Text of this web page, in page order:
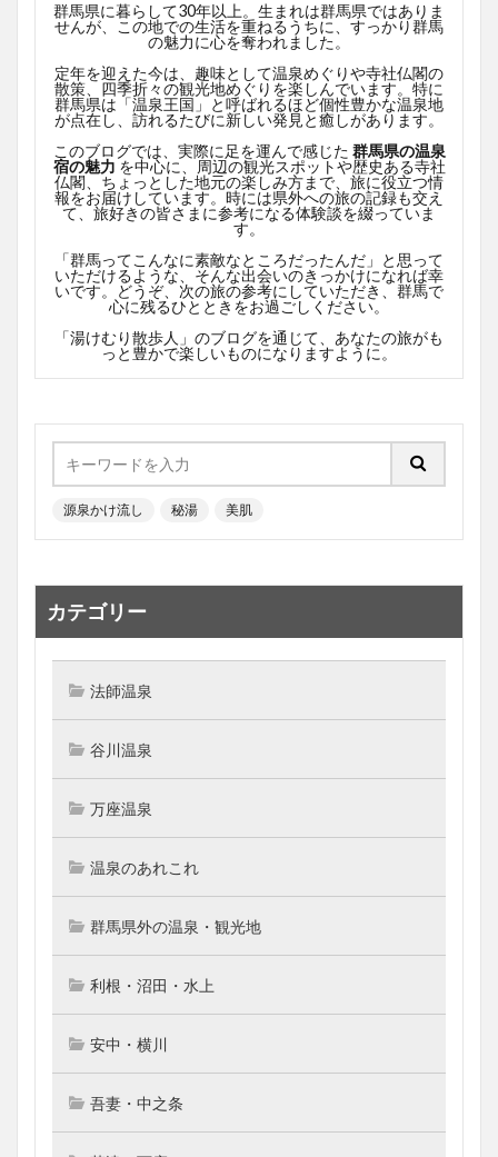
群馬県に暮らして30年以上。生まれは群馬県ではありま
せんが、この地での生活を重ねるうちに、すっかり群馬
の魅力に心を奪われました。
定年を迎えた今は、趣味として温泉めぐりや寺社仏閣の
散策、四季折々の観光地めぐりを楽しんでいます。特に
群馬県は「温泉王国」と呼ばれるほど個性豊かな温泉地
が点在し、訪れるたびに新しい発見と癒しがあります。
このブログでは、実際に足を運んで感じた 群馬県の温泉
宿の魅力 を中心に、周辺の観光スポットや歴史ある寺社
仏閣、ちょっとした地元の楽しみ方まで、旅に役立つ情
報をお届けしています。時には県外への旅の記録も交え
て、旅好きの皆さまに参考になる体験談を綴っていま
す。
「群馬ってこんなに素敵なところだったんだ」と思って
いただけるような、そんな出会いのきっかけになれば幸
いです。どうぞ、次の旅の参考にしていただき、群馬で
心に残るひとときをお過ごしください。
「湯けむり散歩人」のブログを通じて、あなたの旅がも
っと豊かで楽しいものになりますように。
源泉かけ流し 秘湯 美肌
カテゴリー
法師温泉
谷川温泉
万座温泉
温泉のあれこれ
群馬県外の温泉・観光地
利根・沼田・水上
安中・横川
吾妻・中之条